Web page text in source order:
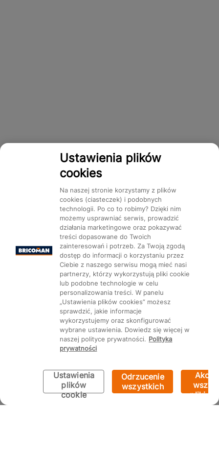
Ustawienia plików
cookies
Na naszej stronie korzystamy z plików
cookies (ciasteczek) i podobnych
technologii. Po co to robimy? Dzięki nim
możemy usprawniać serwis, prowadzić
działania marketingowe oraz pokazywać
treści dopasowane do Twoich
zainteresowań i potrzeb. Za Twoją zgodą
dostęp do informacji o korzystaniu przez
Ciebie z naszego serwisu mogą mieć nasi
partnerzy, którzy wykorzystują pliki cookie
lub podobne technologie w celu
personalizowania treści. W panelu
„Ustawienia plików cookies” możesz
sprawdzić, jakie informacje
wykorzystujemy oraz skonfigurować
wybrane ustawienia. Dowiedz się więcej w
naszej polityce prywatności. Polityka
prywatności
Ustawienia
plików
cookie
Odrzucenie
wszystkich
pliki